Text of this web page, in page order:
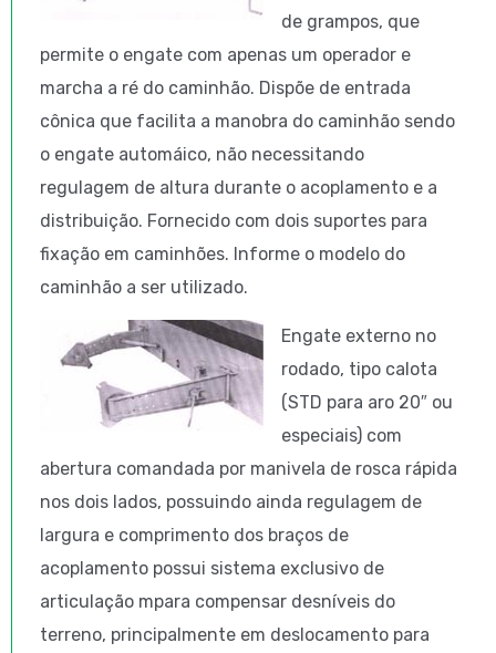
de grampos, que
permite o engate com apenas um operador e
marcha a ré do caminhão. Dispõe de entrada
cônica que facilita a manobra do caminhão sendo
o engate automáico, não necessitando
regulagem de altura durante o acoplamento e a
distribuição. Fornecido com dois suportes para
fixação em caminhões. Informe o modelo do
caminhão a ser utilizado.
Engate externo no
rodado, tipo calota
(STD para aro 20″ ou
especiais) com
abertura comandada por manivela de rosca rápida
nos dois lados, possuindo ainda regulagem de
largura e comprimento dos braços de
acoplamento possui sistema exclusivo de
articulação mpara compensar desníveis do
terreno, principalmente em deslocamento para